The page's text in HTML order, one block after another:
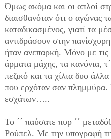
Όμως ακόμα και οι απλοί
διαισθανόταν ότι ο αγώνας
καταδικασμένος, γιατί τα
αντιδράσουν στην
ήταν ανεπαρκή. Μόνο με τις
άρματα μάχης, τα κανόνια,
πεζικό και τα χίλια δυο
που ερχόταν σαν πλημμύρα.
εσχάτων…..
Το ΄΄ παύσατε πυρ ΄΄
Ρούπελ. Με την υπογραφή